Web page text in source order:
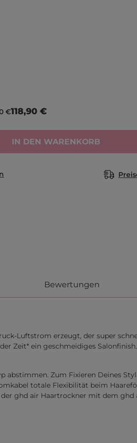
€118,90 €
IN DEN WARENKORB
Bewertungen
Luftstrom erzeugt, der super
Zeit* ein geschmeidiges Salonfinish.
abstimmen. Zum Fixieren Deines
totale Flexibilität beim
ghd air Haartrockner mit dem